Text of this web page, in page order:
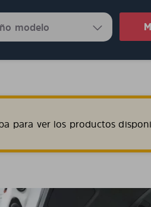
para ver los productos